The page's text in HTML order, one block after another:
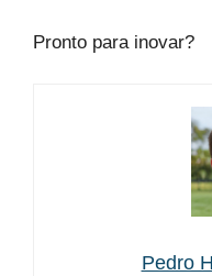
Pronto para inovar?
Pedro